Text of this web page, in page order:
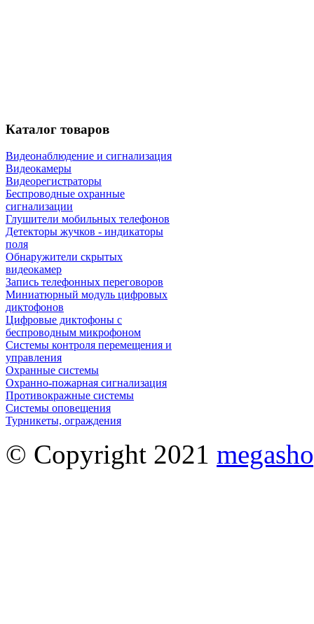
Каталог товаров
Видеонаблюдение и сигнализация
Видеокамеры
Видеорегистраторы
Беспроводные охранные
сигнализации
Глушители мобильных телефонов
Детекторы жучков - индикаторы
поля
Обнаружители скрытых
видеокамер
Запись телефонных переговоров
Миниатюрный модуль цифровых
диктофонов
Цифровые диктофоны с
беспроводным микрофоном
Системы контроля перемещения и
управления
Охранные системы
Охранно-пожарная сигнализация
Противокражные системы
Системы оповещения
Турникеты, ограждения
© Copyright 2021